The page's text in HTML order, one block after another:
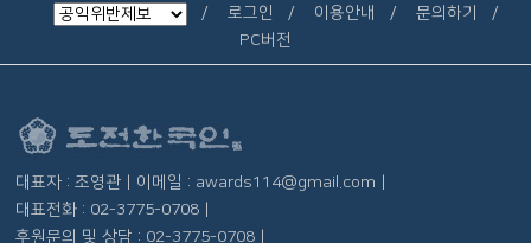
로그인 이용안내
문의하기
PC버전
대표자 : 조영관 | 이메일 : awards114@gmail.com |
대표전화 : 02-3775-0708 |
후원문의 및 상담 : 02-3775-0708 |